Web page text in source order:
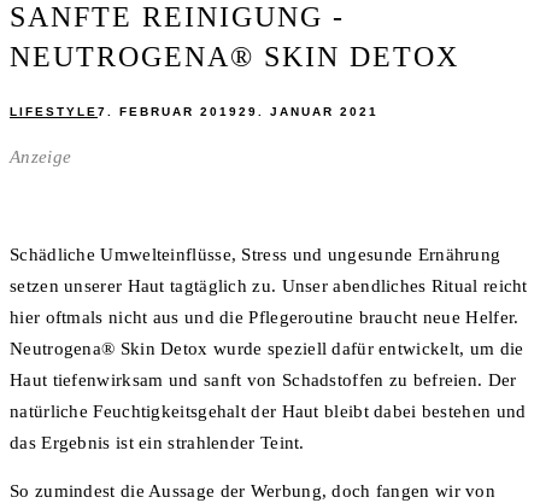
SANFTE REINIGUNG -
NEUTROGENA® SKIN DETOX
LIFESTYLE 7. FEBRUAR 201929. JANUAR 2021
Anzeige
Schädliche Umwelteinflüsse, Stress und ungesunde Ernährung
setzen unserer Haut tagtäglich zu. Unser abendliches Ritual reicht
hier oftmals nicht aus und die Pflegeroutine braucht neue Helfer.
Neutrogena® Skin Detox wurde speziell dafür entwickelt, um die
Haut tiefenwirksam und sanft von Schadstoffen zu befreien. Der
natürliche Feuchtigkeitsgehalt der Haut bleibt dabei bestehen und
das Ergebnis ist ein strahlender Teint.
So zumindest die Aussage der Werbung, doch fangen wir von